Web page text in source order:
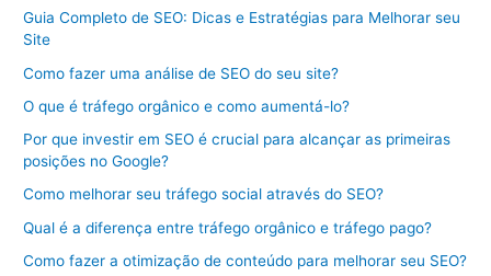
Guia Completo de SEO: Dicas e Estratégias para Melhorar seu
Site
Como fazer uma análise de SEO do seu site?
O que é tráfego orgânico e como aumentá-lo?
Por que investir em SEO é crucial para alcançar as primeiras
posições no Google?
Como melhorar seu tráfego social através do SEO?
Qual é a diferença entre tráfego orgânico e tráfego pago?
Como fazer a otimização de conteúdo para melhorar seu SEO?